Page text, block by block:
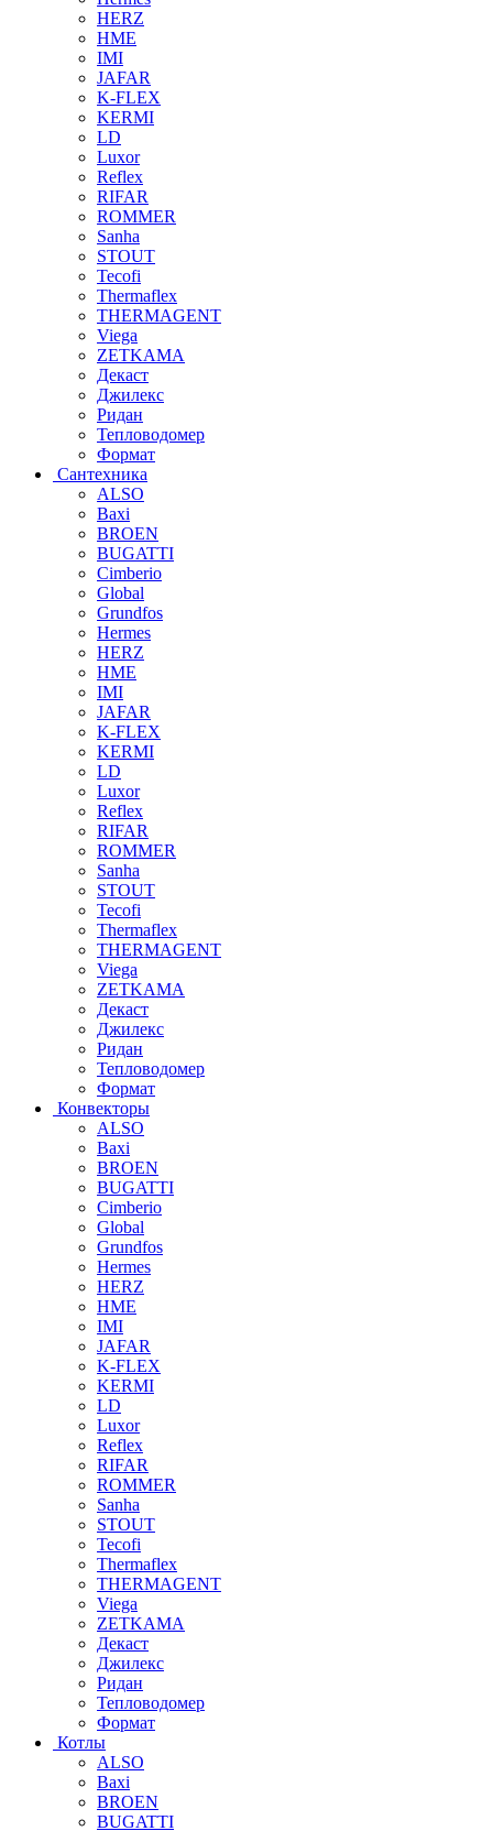
HERZ
HME
IMI
JAFAR
K-FLEX
KERMI
LD
Luxor
Reflex
RIFAR
ROMMER
Sanha
STOUT
Tecofi
Thermaflex
THERMAGENT
Viega
ZETKAMA
Декаст
Джилекс
Ридан
Тепловодомер
Формат
Сантехника
ALSO
Baxi
BROEN
BUGATTI
Cimberio
Global
Grundfos
Hermes
HERZ
HME
IMI
JAFAR
K-FLEX
KERMI
LD
Luxor
Reflex
RIFAR
ROMMER
Sanha
STOUT
Tecofi
Thermaflex
THERMAGENT
Viega
ZETKAMA
Декаст
Джилекс
Ридан
Тепловодомер
Формат
Конвекторы
ALSO
Baxi
BROEN
BUGATTI
Cimberio
Global
Grundfos
Hermes
HERZ
HME
IMI
JAFAR
K-FLEX
KERMI
LD
Luxor
Reflex
RIFAR
ROMMER
Sanha
STOUT
Tecofi
Thermaflex
THERMAGENT
Viega
ZETKAMA
Декаст
Джилекс
Ридан
Тепловодомер
Формат
Котлы
ALSO
Baxi
BROEN
BUGATTI